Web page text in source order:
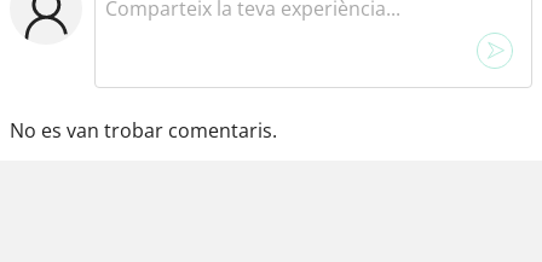
No es van trobar comentaris.